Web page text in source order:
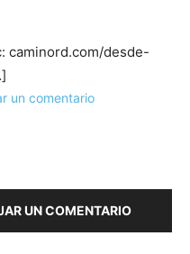
caminord.com/desde-
un comentario
UN COMENTARIO